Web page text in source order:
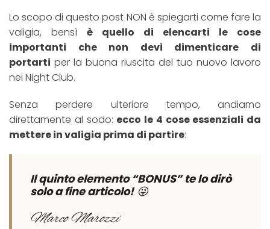
Lo scopo di questo post NON è spiegarti come fare la
valigia, bensì è quello di elencarti le cose
importanti che non devi dimenticare di
portarti per la buona riuscita del tuo nuovo lavoro
nei Night Club.
Senza perdere ulteriore tempo, andiamo
direttamente al sodo: ecco le 4 cose essenziali da
mettere in valigia prima di partire:
Il quinto elemento “BONUS” te lo dirò
solo a fine articolo!😜
Marco Marozzi